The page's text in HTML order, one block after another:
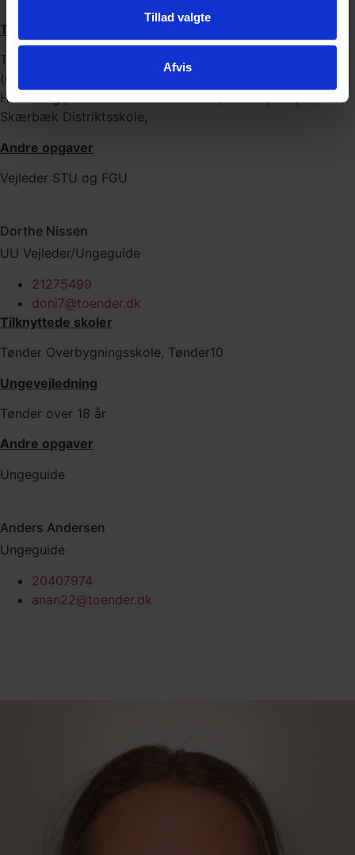
Tillad valgte
Afvis
linmras@toender.dk
Tilknyttede skoler
Tønder Distriktsskole – Overbygningsskolen
(modtagerklassen og specialvejledning), Jejsing Friskole,
Høllevang på Toftlund Distriktsskole, Cassiopeia på
Skærbæk Distriktsskole,
Andre opgaver
Vejleder STU og FGU
Dorthe Nissen
UU Vejleder/Ungeguide
21275499
doni7@toender.dk
Tilknyttede skoler
Tønder Overbygningsskole, Tønder10
Ungevejledning
Tønder over 18 år
Andre opgaver
Ungeguide
Anders Andersen
Ungeguide
20407974
anan22@toender.dk